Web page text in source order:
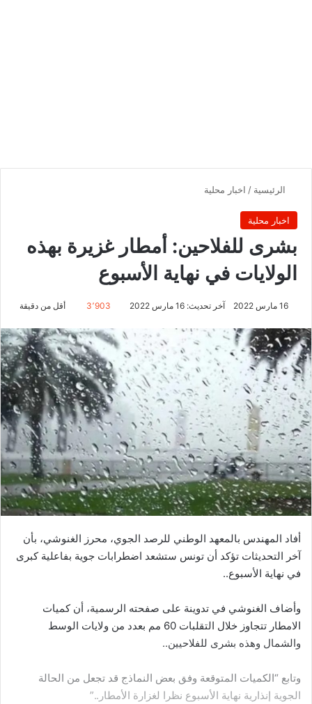
الرئيسية / اخبار محلية
اخبار محلية
بشرى للفلاحين: أمطار غزيرة بهذه
الولايات في نهاية الأسبوع
16 مارس 2022 آخر تحديث: 16 مارس 2022 3٬903 أقل من دقيقة
أفاد المهندس بالمعهد الوطني للرصد الجوي، محرز الغنوشي، بأن
آخر التحديثات تؤكد أن تونس ستشعد اضطرابات جوية بفاعلية كبرى
في نهاية الأسبوع..
وأضاف الغنوشي في تدوينة على صفحته الرسمية، أن كميات
الامطار تتجاوز خلال التقلبات 60 مم بعدد من ولايات الوسط
والشمال وهذه بشرى للفلاحيين..
وتابع “الكميات المتوقعة وفق بعض النماذج قد تجعل من الحالة
الجوية إنذارية نهاية الأسبوع نظرا لغزارة الأمطار..”